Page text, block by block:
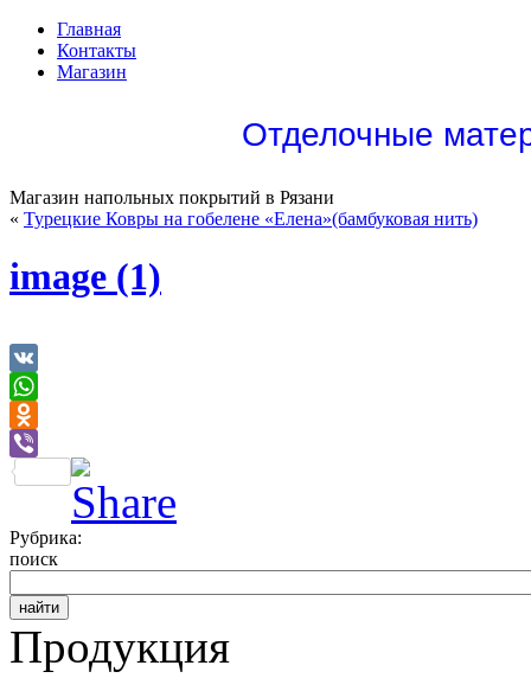
Главная
Контакты
Магазин
Отделочные
Магазин напольных покрытий в Рязани
« Турецкие Ковры на гобелене «Елена»(бамбуковая нить)
image (1)
VK
WhatsApp
Odnoklassniki
Viber
Рубрика:
поиск
Продукция